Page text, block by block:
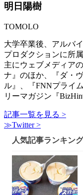
明日陽樹
TOMOLO
大学卒業後、アルバ
プロダクションに所
主にウェブメディア
ナ』のほか、『ダ・
ル』、『FNNプライ
リーマガジン『
記事一覧を見る >
≫Twitter >
人気記事ランキング